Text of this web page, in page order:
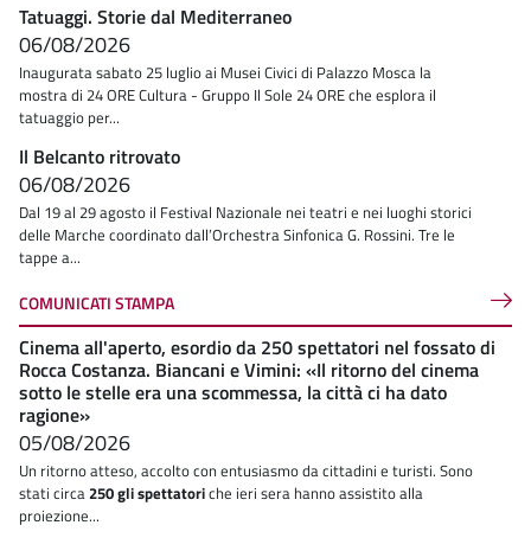
Tatuaggi. Storie dal Mediterraneo
06/08/2026
Inaugurata sabato 25 luglio ai Musei Civici di Palazzo Mosca la
mostra di 24 ORE Cultura - Gruppo Il Sole 24 ORE che esplora il
tatuaggio per...
Il Belcanto ritrovato
06/08/2026
Dal 19 al 29 agosto il Festival Nazionale nei teatri e nei luoghi storici
delle Marche coordinato dall’Orchestra Sinfonica G. Rossini. Tre le
tappe a...
COMUNICATI STAMPA
Cinema all'aperto, esordio da 250 spettatori nel fossato di
Rocca Costanza. Biancani e Vimini: «Il ritorno del cinema
sotto le stelle era una scommessa, la città ci ha dato
ragione»
05/08/2026
Un ritorno atteso, accolto con entusiasmo da cittadini e turisti. Sono
stati circa250 gli spettatoriche ieri sera hanno assistito alla
proiezione...